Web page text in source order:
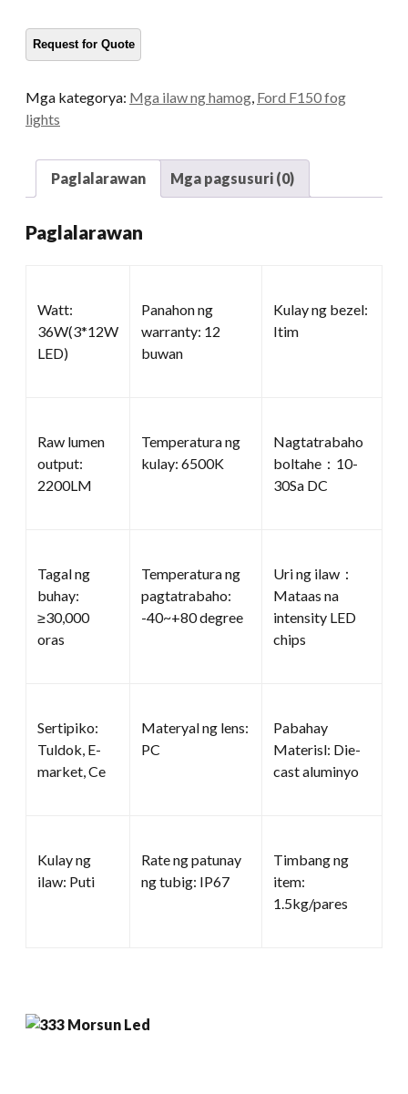
Mga kategorya: Mga ilaw ng hamog Ford F150 fog
lights
Paglalarawan Mga pagsusuri (0)
Paglalarawan
Watt:
36W(3*12W
LED)
Panahon ng
warranty: 12
buwan
Kulay ng bezel:
Itim
Raw lumen
output:
2200LM
Temperatura ng
kulay: 6500K
Nagtatrabaho
boltahe：10-
30Sa DC
Tagal ng
buhay:
≥30,000
oras
Temperatura ng
pagtatrabaho:
-40~+80 degree
Uri ng ilaw：
Mataas na
intensity LED
chips
Sertipiko:
Tuldok, E-
market, Ce
Materyal ng lens:
PC
Pabahay
Materisl: Die-
cast aluminyo
Kulay ng
ilaw: Puti
Rate ng patunay
ng tubig: IP67
Timbang ng
item:
1.5kg/pares